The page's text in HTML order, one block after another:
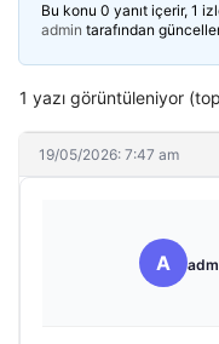
Bu konu 0 yanıt içerir, 1
admin tarafından
1 yazı görüntüleniyor
19/05/2026: 7:47 am
A